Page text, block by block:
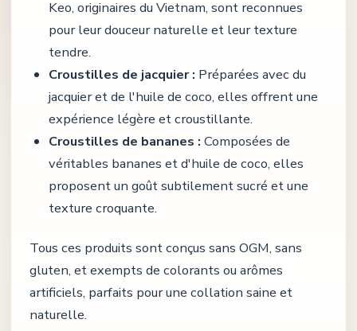
Keo, originaires du Vietnam, sont reconnues
pour leur douceur naturelle et leur texture
tendre.
Croustilles de jacquier : Préparées avec du
jacquier et de l'huile de coco, elles offrent une
expérience légère et croustillante.
Croustilles de bananes : Composées de
véritables bananes et d'huile de coco, elles
proposent un goût subtilement sucré et une
texture croquante.
Tous ces produits sont conçus sans OGM, sans
gluten, et exempts de colorants ou arômes
artificiels, parfaits pour une collation saine et
naturelle.